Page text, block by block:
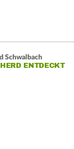
Schwalbach
ENTDECKT